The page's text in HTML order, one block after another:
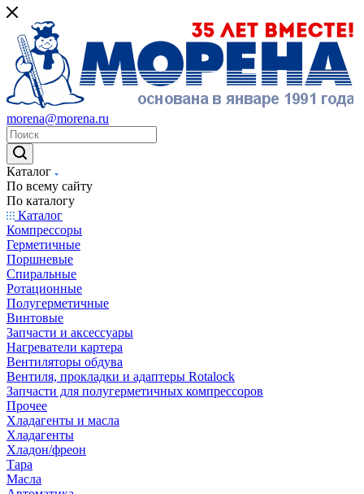
morena@morena.ru
Каталог
По всему сайту
По каталогу
Каталог
Компрессоры
Герметичные
Поршневые
Спиральные
Ротационные
Полугерметичные
Винтовые
Запчасти и аксессуары
Нагреватели картера
Вентиляторы обдува
Вентиля, прокладки и адаптеры Rotalock
Запчасти для полугерметичных компрессоров
Прочее
Хладагенты и масла
Хладагенты
Хладон/фреон
Тара
Масла